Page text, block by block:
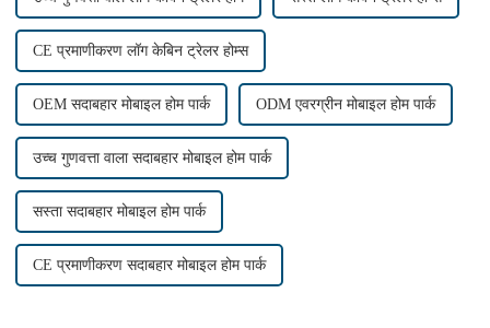
CE प्रमाणीकरण लॉग केबिन ट्रेलर होम्स
OEM सदाबहार मोबाइल होम पार्क ODM एवरग्रीन मोबाइल होम पार्क
उच्च गुणवत्ता वाला सदाबहार मोबाइल होम पार्क
सस्ता सदाबहार मोबाइल होम पार्क
CE प्रमाणीकरण सदाबहार मोबाइल होम पार्क